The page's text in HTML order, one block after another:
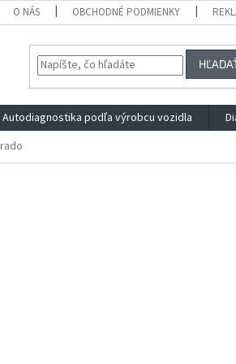
O NÁS OBCHODNÉ PODMIENKY
Autodiagnostika podľa výrobcu vozidla